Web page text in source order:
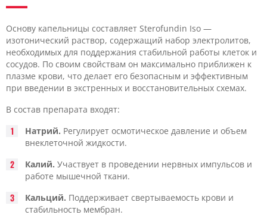
Основу капельницы составляет Sterofundin Iso —
изотонический раствор, содержащий набор электролитов,
необходимых для поддержания стабильной работы клеток и
сосудов. По своим свойствам он максимально приближен к
плазме крови, что делает его безопасным и эффективным
при введении в экстренных и восстановительных схемах.
В состав препарата входят:
Натрий. Регулирует осмотическое давление и объем
внеклеточной жидкости.
Калий. Участвует в проведении нервных импульсов и
работе мышечной ткани.
Кальций. Поддерживает свертываемость крови и
стабильность мембран.